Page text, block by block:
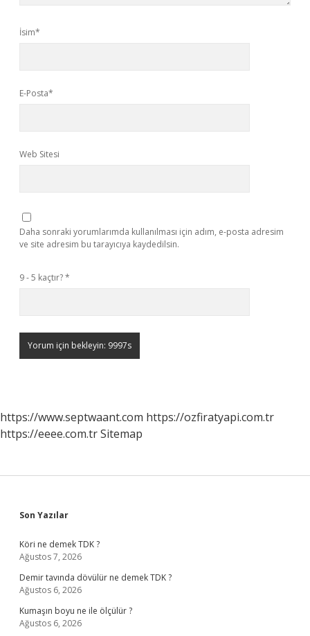
İsim*
E-Posta*
Web Sitesi
Daha sonraki yorumlarımda kullanılması için adım, e-posta adresim
ve site adresim bu tarayıcıya kaydedilsin.
9 - 5 kaçtır?*
https://www.septwaant.com https://ozfiratyapi.com.tr
https://eeee.com.trSitemap
Sidebar
Son Yazılar
Köri ne demek TDK ?
Ağustos 7, 2026
Demir tavında dövülür ne demek TDK ?
Ağustos 6, 2026
Kumaşın boyu ne ile ölçülür ?
Ağustos 6, 2026